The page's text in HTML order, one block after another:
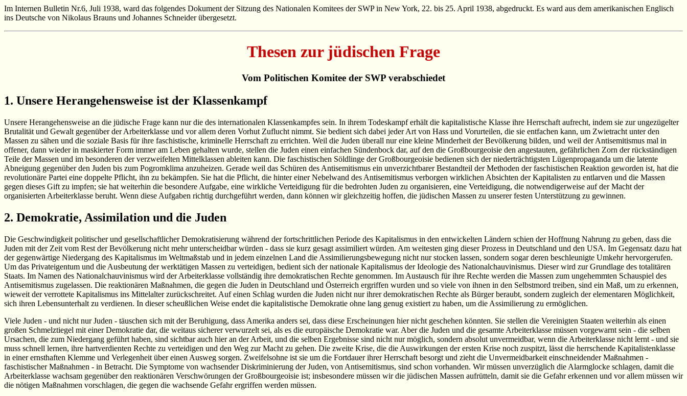
Im Internen Bulletin Nr.6, Juli 1938, ward das folgendes Dokument der Sitzung des Nationalen Komitees der SWP in New York, 22. bis 25. April 1938, abgedruckt. Es ward aus dem amerikanischen Englisch
ins Deutsche von Nikolaus Brauns und Johannes Schneider übergesetzt.
Thesen zur jüdischen Frage
Vom Politischen Komitee der SWP verabschiedet
1. Unsere Herangehensweise ist der Klassenkampf
Unsere Herangehensweise an die jüdische Frage kann nur die des internationalen Klassenkampfes sein. In ihrem Todeskampf erhält die kapitalistische Klasse ihre Herrschaft aufrecht, indem sie zur ungezügelter
Brutalität und Gewalt gegenüber der Arbeiterklasse und vor allem deren Vorhut Zuflucht nimmt. Sie bedient sich dabei jeder Art von Hass und Vorurteilen, die sie entfachen kann, um Zwietracht unter den
Massen zu sähen und die soziale Basis für ihre faschistische, kriminelle Herrschaft zu errichten. Weil die Juden überall nur eine kleine Minderheit der Bevölkerung bilden, und weil der Antisemitismus mal in
offener, dann wieder in maskierter Form immer am Leben gehalten wurde, stellen die Juden einen einfachen Sündenbock dar, auf den die Großbourgeoisie den angestauten, gefährlichen Zorn der rückständigen
Teile der Massen und im besonderen der verzweifelten Mittelklassen ableiten kann. Die faschistischen Söldlinge der Großbourgeoisie bedienen sich der niederträchtigsten Lügenpropaganda um die latente
Abneigung gegenüber den Juden bis zum Pogromklima anzuheizen. Gerade weil das Schüren des Antisemitismus ein unverzichtbarer Bestandteil der Methoden der faschistischen Reaktion geworden ist, hat die
revolutionäre Partei eine doppelte Pflicht, ihn zu bekämpfen. Sie hat die Pflicht, die hinter einer Nebelwand des Antisemitismus verborgen wirklichen Absichten der Kapitalisten zu entlarven und die Massen
gegen dieses Gift zu impfen; sie hat weiterhin die besondere Aufgabe, eine wirkliche Verteidigung für die bedrohten Juden zu organisieren, eine Verteidigung, die notwendigerweise auf der Macht der
organisierten Arbeiterklasse beruht. Wenn diese Aufgaben richtig durchgeführt werden, dann können wir gleichzeitig hoffen, die jüdischen Massen zu unserer festen Unterstützung zu gewinnen.
2. Demokratie, Assimilation und die Juden
Die Geschwindigkeit politischer und gesellschaftlicher Demokratisierung während der fortschrittlichen Periode des Kapitalismus in den entwickelten Ländern schien der Hoffnung Nahrung zu geben, dass die
Juden mit der Zeit vom Rest der Bevölkerung nicht mehr unterscheidbar würden - dass sie kurz gesagt assimiliert würden. Am weitesten ging dieser Prozess in Deutschland und den USA. Im Gegensatz dazu hat
der gegenwärtige Niedergang des Kapitalismus im Weltmaßstab und in jedem einzelnen Land die Assimilierungsbewegung nicht nur stocken lassen, sondern sogar deren beschleunigte Umkehr hervorgerufen.
Um das Privateigentum und die Ausbeutung der werktätigen Massen zu verteidigen, bedient sich der nationale Kapitalismus der Ideologie des Nationalchauvinismus. Dieser wird zur Grundlage des totalitären
Staats. Im Namen des Nationalchauvinismus wird der Arbeiterklasse vollständig ihre demokratischen Rechte genommen. Im Austausch für ihre Rechte werden die Massen zum ungehemmten Schauspiel des
Antisemitismus zugelassen. Die reaktionären Maßnahmen, die gegen die Juden in Deutschland und Österreich ergriffen wurden und so viele von ihnen in den Selbstmord treiben, sind ein Maß, um zu erkennen,
wieweit der verrottete Kapitalismus ins Mittelalter zurückschreitet. Auf einen Schlag wurden die Juden nicht nur ihrer demokratischen Rechte als Bürger beraubt, sondern zugleich der elementaren Möglichkeit,
sich ihren Lebensunterhalt zu verdienen. In dieser scheußlichen Weise endet die kapitalistische Demokratie ohne lang genug existiert zu haben, um die Assimilierung zu ermöglichen.
Viele Juden - und nicht nur Juden - täuschen sich mit der Beruhigung, dass Amerika anders sei, dass diese Erscheinungen hier nicht geschehen könnten. Sie stellen die Vereinigten Staaten weiterhin als einen
großen Schmelztiegel mit einer Demokratie dar, die weitaus sicherer verwurzelt sei, als es die europäische Demokratie war. Aber die Juden und die gesamte Arbeiterklasse müssen vorgewarnt sein - die selben
Ursachen, die zum Niedergang geführt haben, sind sichtbar auch hier an der Arbeit, und die selben Ergebnisse sind nicht nur möglich, sondern absolut unvermeidbar, wenn die Arbeiterklasse nicht lernt - und sie
muss schnell lernen, ihre hartverdienten Rechte zu verteidigen und den Weg zur Macht zu gehen. Die zweite Krise, die die Auswirkungen der ersten Krise noch zuspitzt, lässt die herrschende Kapitalistenklasse
in einer ernsthaften Klemme und Verlegenheit über einen Ausweg sorgen. Zweifelsohne ist sie um die Fortdauer ihrer Herrschaft besorgt und zieht die Unvermeidbarkeit einschneidender Maßnahmen -
faschistischer Maßnahmen - in Betracht. Die Symptome von wachsender Diskriminierung der Juden, von Antisemitismus, sind schon vorhanden. Wir müssen unverzüglich die Alarmglocke schlagen, damit die
Arbeiterklasse wachsam gegenüber den reaktionären Verschwörungen der Großbourgeoisie ist; insbesondere müssen wir die jüdischen Massen aufrütteln, damit sie die Gefahr erkennen und vor allem müssen wir
die nötigen Maßnahmen vorschlagen, die gegen die wachsende Gefahr ergriffen werden müssen.